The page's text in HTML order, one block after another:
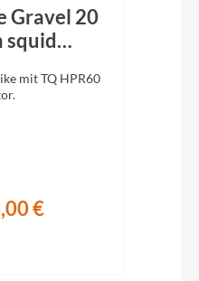
Gravel 20
squid
mit TQ HPR60
€